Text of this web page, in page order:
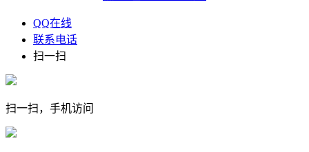
QQ在线
联系电话
扫一扫
扫一扫，手机访问